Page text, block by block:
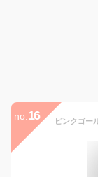
no. 16